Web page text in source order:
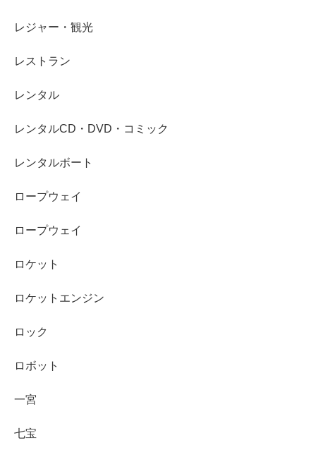
レジャー・観光
レストラン
レンタル
レンタルCD・DVD・コミック
レンタルボート
ロープウェイ
ロープウェイ
ロケット
ロケットエンジン
ロック
ロボット
一宮
七宝